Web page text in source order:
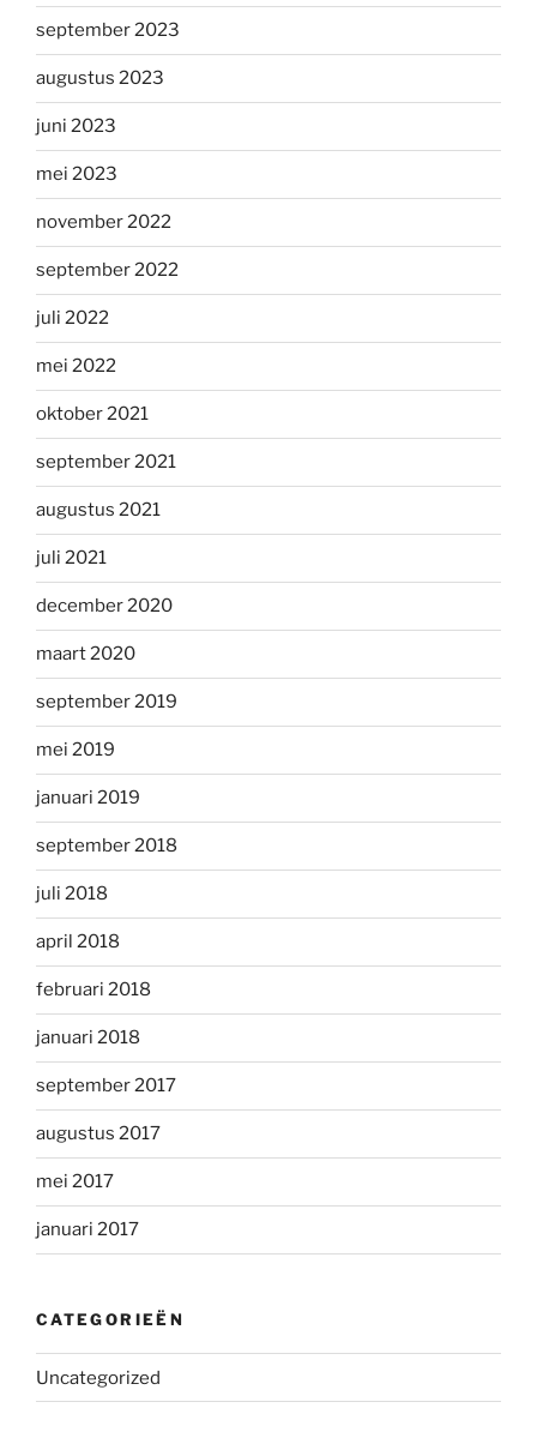
september 2023
augustus 2023
juni 2023
mei 2023
november 2022
september 2022
juli 2022
mei 2022
oktober 2021
september 2021
augustus 2021
juli 2021
december 2020
maart 2020
september 2019
mei 2019
januari 2019
september 2018
juli 2018
april 2018
februari 2018
januari 2018
september 2017
augustus 2017
mei 2017
januari 2017
CATEGORIEËN
Uncategorized